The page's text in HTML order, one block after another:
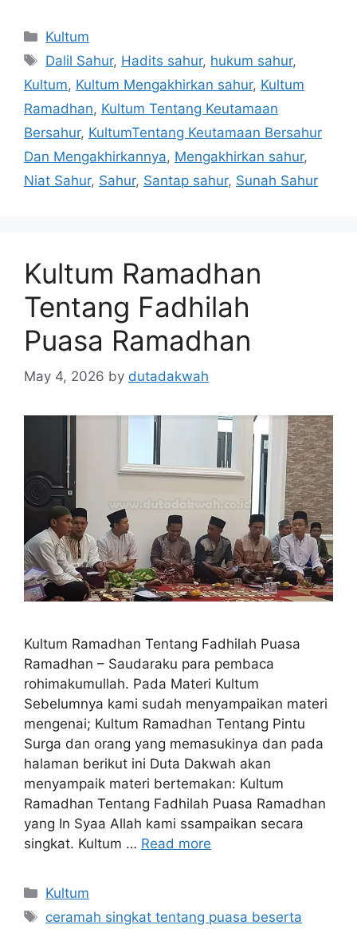
Categories
Kultum
Tags
Dalil Sahur, Hadits sahur, hukum sahur,
Kultum, Kultum Mengakhirkan sahur, Kultum
Ramadhan, Kultum Tentang Keutamaan
Bersahur, KultumTentang Keutamaan Bersahur
Dan Mengakhirkannya, Mengakhirkan sahur,
Niat Sahur, Sahur, Santap sahur, Sunah Sahur
Kultum Ramadhan
Tentang Fadhilah
Puasa Ramadhan
May 4, 2026 by dutadakwah
Kultum Ramadhan Tentang Fadhilah Puasa
Ramadhan – Saudaraku para pembaca
rohimakumullah. Pada Materi Kultum
Sebelumnya kami sudah menyampaikan materi
mengenai; Kultum Ramadhan Tentang Pintu
Surga dan orang yang memasukinya dan pada
halaman berikut ini Duta Dakwah akan
menyampaik materi bertemakan: Kultum
Ramadhan Tentang Fadhilah Puasa Ramadhan
yang In Syaa Allah kami ssampaikan secara
singkat. Kultum … Read more
Categories
Kultum
Tags
ceramah singkat tentang puasa beserta